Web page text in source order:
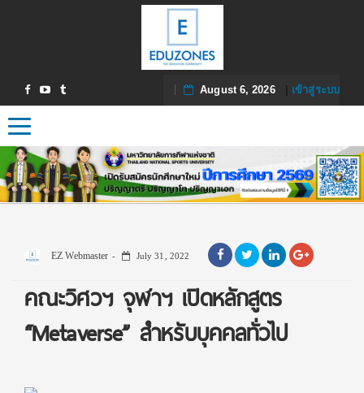
August 6, 2026| เข้าสู่ระบบ
Toggle navigation
EZ Webmaster July 31, 2022
คณะวิศวฯ จุฬาฯ เปิดหลักสูตร
“Metaverse” สำหรับบุคคลทั่วไป